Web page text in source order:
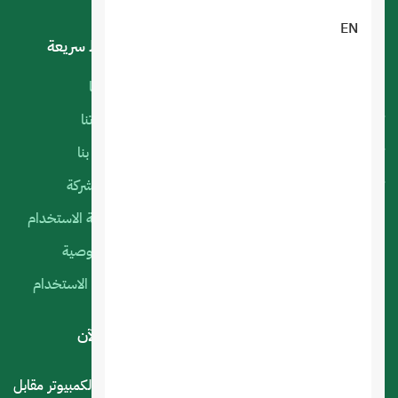
EN
روابط سريعة
أعمالنا
منتجاتنا
اتصل بنا
عن الشركة
سياسة الاستخدام
الخصوصية
شروط الاستخدام
لديك استفسار أو اقتراح؟ .. اتصل بنا الآن
المملكة العربية السعودية - الرياض - حي العليا سوق الكمبيوتر مقابل